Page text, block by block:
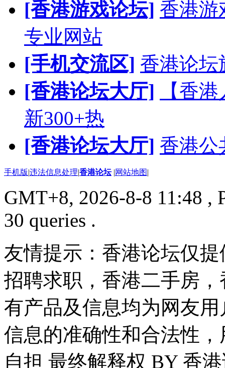
[香港游戏论坛] 香港游
专业网站
[手机交流区] 香港论坛
[香港论坛大厅]
【香
新300+热
[香港论坛大厅] 香港公
手机版|违法信息处理|香港论坛 |网站地图|
GMT+8, 2026-8-8 11:48 ,
30 queries .
友情提示：香港论坛仅
招聘求职，香港二手房
有产品及信息均为网友
信息的准确性和合法性
自担 最终解释权 BY 香